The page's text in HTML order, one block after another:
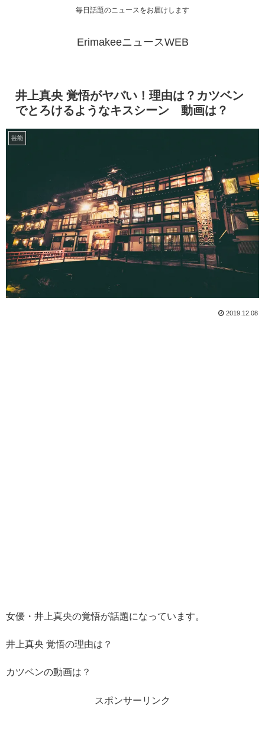
毎日話題のニュースをお届けします
ErimakeeニュースWEB
井上真央 覚悟がヤバい！理由は？カツベン
でとろけるようなキスシーン 動画は？
芸能
2019.12.08
女優・井上真央の覚悟が話題になっています。
井上真央 覚悟の理由は？
カツベンの動画は？
スポンサーリンク